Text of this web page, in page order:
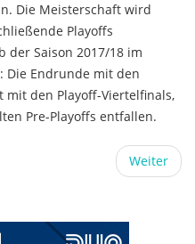
Die Meisterschaft wird
Playoffs
der Saison 2017/18 im
Die Endrunde mit den
mit den Playoff-Viertelfinals,
Pre-Playoffs entfallen.
Weiter